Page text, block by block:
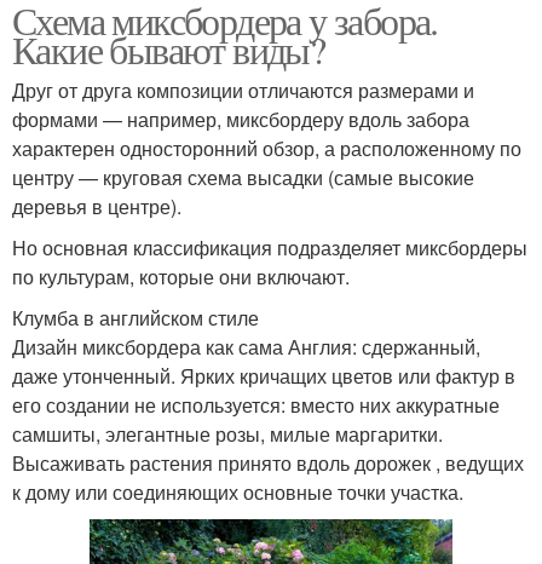
Схема миксбордера у забора.
Какие бывают виды?
Друг от друга композиции отличаются размерами и
формами — например, миксбордеру вдоль забора
характерен односторонний обзор, а расположенному по
центру — круговая схема высадки (самые высокие
деревья в центре).
Но основная классификация подразделяет миксбордеры
по культурам, которые они включают.
Клумба в английском стиле
Дизайн миксбордера как сама Англия: сдержанный,
даже утонченный. Ярких кричащих цветов или фактур в
его создании не используется: вместо них аккуратные
самшиты, элегантные розы, милые маргаритки.
Высаживать растения принято вдоль дорожек , ведущих
к дому или соединяющих основные точки участка.